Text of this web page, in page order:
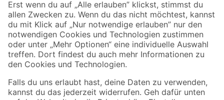
Jetzt die toom-App herunterladen
Alle Preisangaben in EUR inkl. gesetzl. MwSt.. Die dargestellten Angebote sind unter